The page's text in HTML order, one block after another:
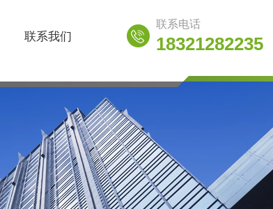
联系我们
联系电话
18321282235